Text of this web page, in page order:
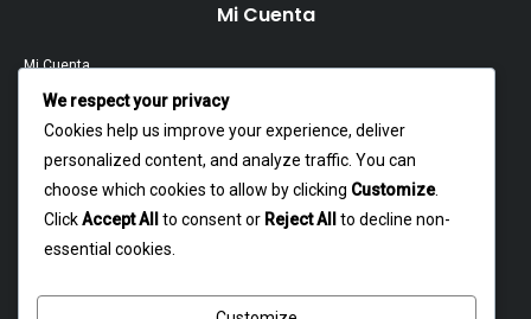
Mi Cuenta
Mi Cuenta
Garantía Y Devoluciones
Política Y Privacidad
We respect your privacy
Cookies help us improve your experience, deliver
personalized content, and analyze traffic. You can
choose which cookies to allow by clicking Customize.
ClickAccept All to consent or Reject All
to decline non-
essential cookies.